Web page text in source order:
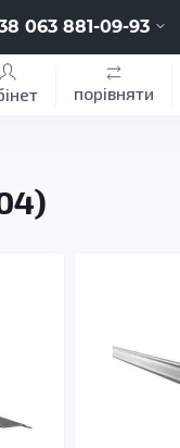
063 881-09-93
порівняти